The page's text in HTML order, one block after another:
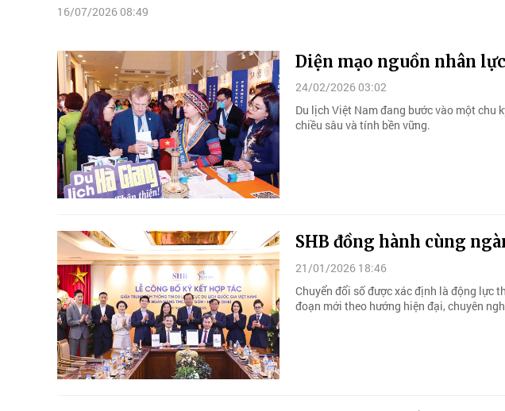
16/07/2026 08:49
Diện mạo nguồn nhân
24/02/2026 03:02
Du lịch Việt Nam đang bước vào một chu
chiều sâu và tính bền vững.
SHB đồng hành cùng
21/01/2026 18:46
Chuyển đổi số được xác định là động lực
đoạn mới theo hướng hiện đại, chuyên